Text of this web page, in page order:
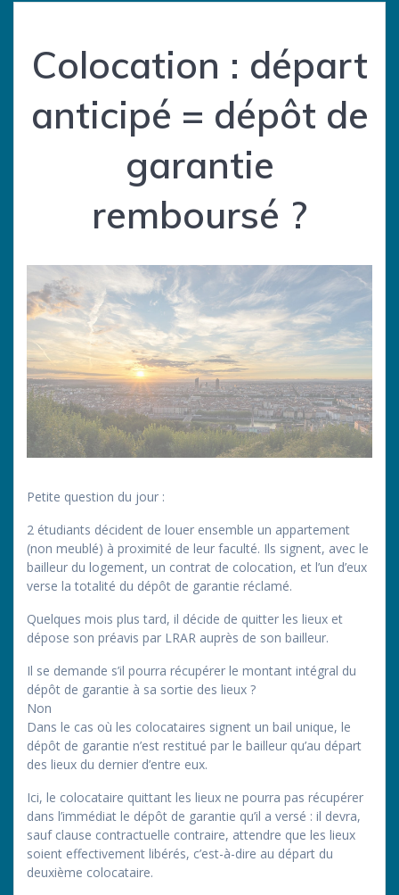
Colocation : départ
anticipé = dépôt de
garantie
remboursé ?
Petite question du jour :
2 étudiants décident de louer ensemble un appartement
(non meublé) à proximité de leur faculté. Ils signent, avec le
bailleur du logement, un contrat de colocation, et l’un d’eux
verse la totalité du dépôt de garantie réclamé.
Quelques mois plus tard, il décide de quitter les lieux et
dépose son préavis par LRAR auprès de son bailleur.
Il se demande s’il pourra récupérer le montant intégral du
dépôt de garantie à sa sortie des lieux ?
Non
Dans le cas où les colocataires signent un bail unique, le
dépôt de garantie n’est restitué par le bailleur qu’au départ
des lieux du dernier d’entre eux.
Ici, le colocataire quittant les lieux ne pourra pas récupérer
dans l’immédiat le dépôt de garantie qu’il a versé : il devra,
sauf clause contractuelle contraire, attendre que les lieux
soient effectivement libérés, c’est-à-dire au départ du
deuxième colocataire.